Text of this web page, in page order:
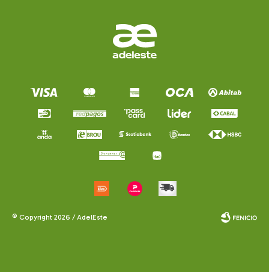
© Copyright 2026 / AdelEste